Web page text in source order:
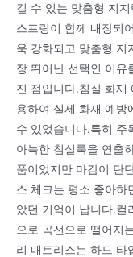
길 수 있는 맞춤형 지
스프링이 함께 내장되
욱 강화되고 맞춤형 지
장 뛰어난 선택인 이유
진 점입니다.침실 화재
용하여 실제 화재 예방
수 있었습니다.특히 주
아늑한 침실룩을 연출
품이었지만 마감이 탄
스 체크는 평소 좋아하
았던 기억이 납니다.컬
으로 곡선으로 떨어지
리 매트리스는 하드 타